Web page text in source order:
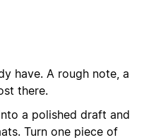
have. A rough note, a
there.
a polished draft and
Turn one piece of